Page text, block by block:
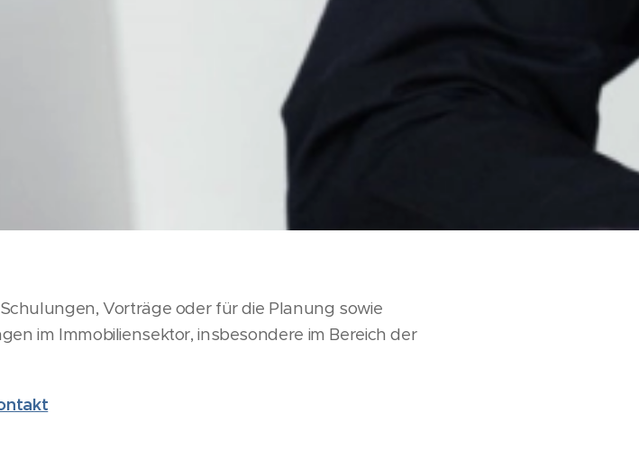
Vorträge oder für die Planung sowie
im Immobiliensektor, insbesondere im Bereich der